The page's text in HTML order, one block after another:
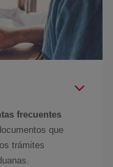
frecuentes
que
trámites